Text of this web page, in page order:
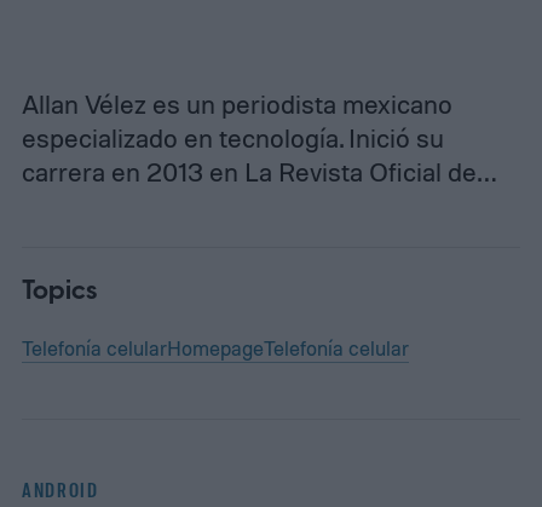
Allan Vélez es un periodista mexicano
especializado en tecnología. Inició su
carrera en 2013 en La Revista Oficial de…
Topics
Telefonía celularHomepageTelefonía celular
ANDROID